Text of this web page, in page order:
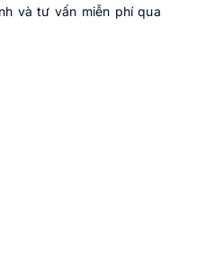
và tư vấn miễn phí qua